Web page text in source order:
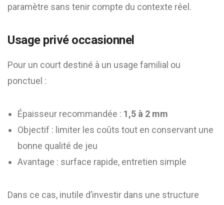
paramètre sans tenir compte du contexte réel.
Usage privé occasionnel
Pour un court destiné à un usage familial ou
ponctuel :
Épaisseur recommandée : 1,5 à 2 mm
Objectif : limiter les coûts tout en conservant une
bonne qualité de jeu
Avantage : surface rapide, entretien simple
Dans ce cas, inutile d’investir dans une structure